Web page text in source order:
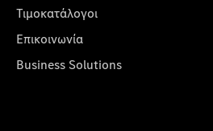
Τιμοκατάλογοι
Επικοινωνία
Business Solutions